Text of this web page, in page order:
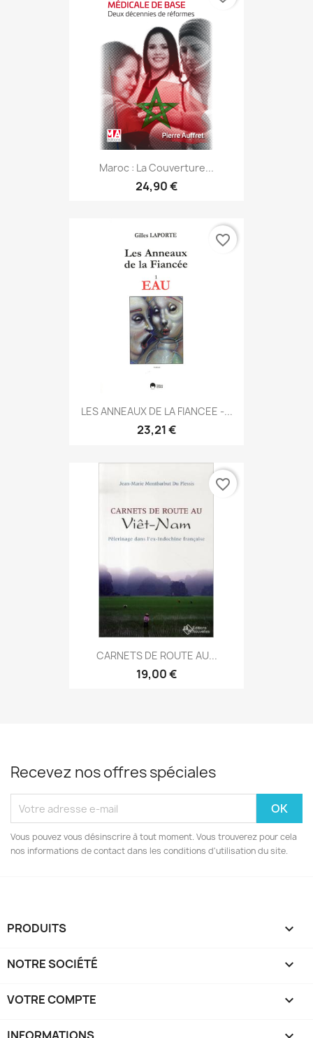
Maroc : La Couverture...
24,90 €
LES ANNEAUX DE LA FIANCEE -...
23,21 €
favorite_border
CARNETS DE ROUTE AU...
19,00 €
favorite_border
Recevez nos offres spéciales
Vous pouvez vous désinscrire à tout moment. Vous trouverez pour cela
nos informations de contact dans les conditions d'utilisation du site.
PRODUITS 
NOTRE SOCIÉTÉ 
VOTRE COMPTE 